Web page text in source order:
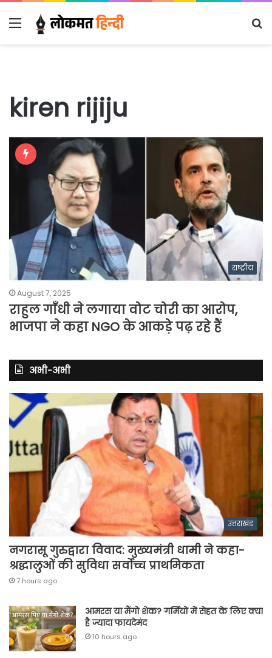
Menu
kiren rijiju
राष्ट्रीय
August 7, 2025
राहुल गाँधी ने लगाया वोट चोरी का आरोप,
भाजपा ने कहा NGO के आकड़े पढ़ रहे हैं
अभी-अभी
उत्तराखंड
नगरासू गुरुद्वारा विवाद: मुख्यमंत्री धामी ने कहा-
श्रद्धालुओं की सुविधा सर्वोच्च प्राथमिकता
7 hours ago
आमरस या मैंगो शेक? गर्मियों में सेहत के लिए क्या
है ज्यादा फायदेमंद
10 hours ago